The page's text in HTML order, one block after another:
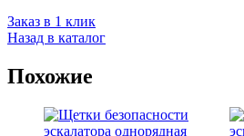
Заказ в 1 клик
Назад в каталог
Похожие